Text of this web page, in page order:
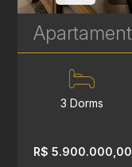
3 Dorms
R$ 5.900.000,00